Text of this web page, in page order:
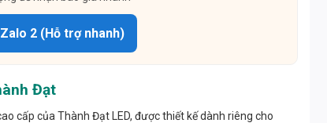
2 (Hỗ trợ nhanh)
Đạt
cấp của Thành Đạt LED, được thiết kế dành riêng cho